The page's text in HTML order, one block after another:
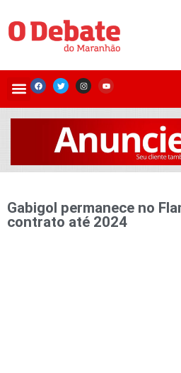
Gabigol permanece no
contrato até 2024